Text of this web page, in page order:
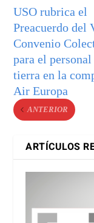
USO rubrica el
Preacuerdo del
Convenio
para el personal
tierra en la
Air Europa
ANTERIOR
ARTÍCULOS